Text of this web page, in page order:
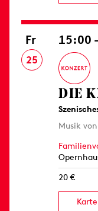
Fr
25
15:00
DIE
Musik
20 €